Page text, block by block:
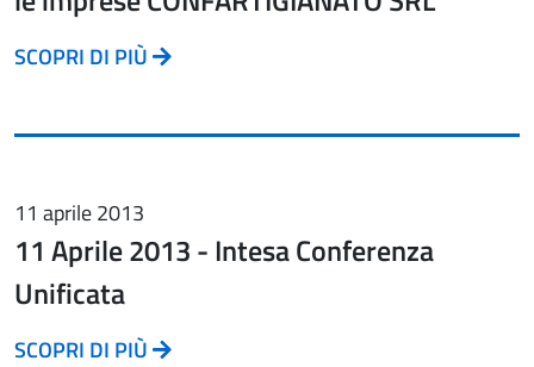
SCOPRI DI PIÙ
11 aprile 2013
11 Aprile 2013 - Intesa Conferenza
Unificata
SCOPRI DI PIÙ